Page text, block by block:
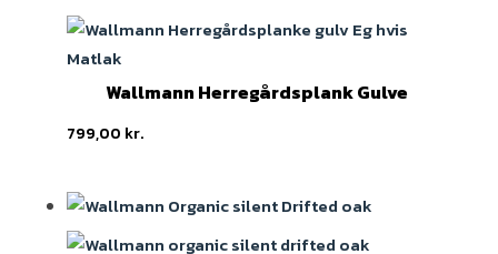
Wallmann Herregårdsplank Gulve
799,00 kr.